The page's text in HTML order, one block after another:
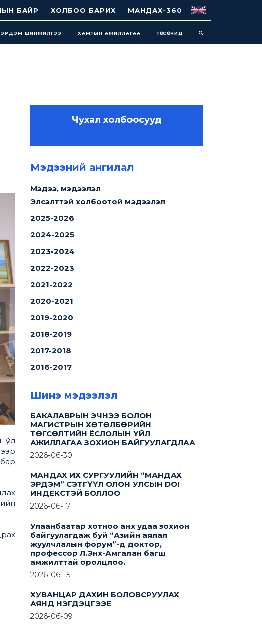
БАЙР ХОЛБОО БАРИХ МАНДАХ-360
ЭРДЭМ ШИНЖИЛГЭЭ ХАМТЫН АЖИЛЛАГАА ТӨГСӨГЧИД
Чухал холбоосууд
Мэдээний ангилал
Мэдээ, мэдээлэл
Элсэлттэй холбоотой мэдээлэл
2025-2026
2024-2025
2023-2024
2022-2023
2021-2022
2020-2021
2019-2020
2018-2019
2017-2018
2016-2017
Шинэ мэдээлэл
БАКАЛАВРЫН ЭЧНЭЭ БОЛОН
МАГИСТРЫН ХӨТӨЛБӨРИЙН
ТӨГСӨЛТИЙН ЁСЛОЛЫН ҮЙЛ
АЖИЛЛАГАА ЗОХИОН БАЙГУУЛАГДЛАА
2026-06-30
МАНДАХ ИХ СУРГУУЛИЙН “МАНДАХ
ЭРДЭМ” СЭТГҮҮЛ ОЛОН УЛСЫН DOI
ИНДЕКСТЭЙ БОЛЛОО
2026-06-17
Улаанбаатар хотноо анх удаа зохион
байгуулагдаж буй “Азийн аялал
жуулчлалын форум”-д доктор,
профессор Л.Энх-Амгалан багш
амжилттай оролцлоо.
2026-06-15
ХУВАНЦАР ДАХИН БОЛОВСРУУЛАХ
АЯНД НЭГДЭЦГЭЭЕ
2026-06-09